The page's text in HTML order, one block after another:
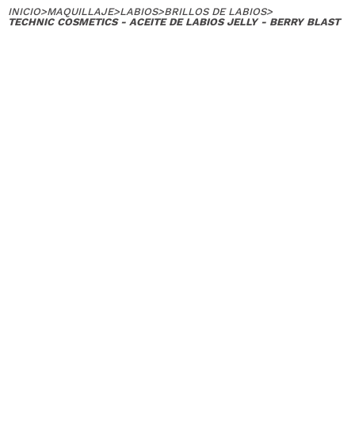
INICIO>MAQUILLAJE>LABIOS>BRILLOS DE LABIOS>
TECHNIC COSMETICS - ACEITE DE LABIOS JELLY - BERRY BLAST